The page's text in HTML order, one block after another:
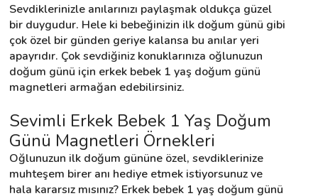
🧐 Nasıl Çalışır?
🌟 Müşteri Değerlendirmeleri
Destek
İletişim
Kariyer
Sevdiklerinizle anılarınızı paylaşmak oldukça güzel
bir duygudur. Hele ki bebeğinizin ilk doğum günü gibi
çok özel bir günden geriye kalansa bu anılar yeri
apayrıdır. Çok sevdiğiniz konuklarınıza oğlunuzun
doğum günü için erkek bebek 1 yaş doğum günü
magnetleri armağan edebilirsiniz.
Sevimli Erkek Bebek 1 Yaş Doğum
Günü Magnetleri Örnekleri
Oğlunuzun ilk doğum gününe özel, sevdiklerinize
muhteşem birer anı hediye etmek istiyorsunuz ve
hala kararsız mısınız? Erkek bebek 1 yaş doğum günü